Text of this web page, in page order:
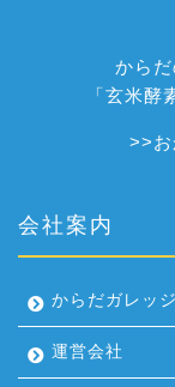
から
「玄米酵
>>
会社案内
からだガレッ
運営会社